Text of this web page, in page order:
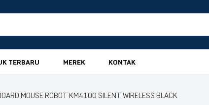
TERBARU MEREK KONTAK
MOUSE ROBOT KM4100 SILENT WIRELESS BLACK